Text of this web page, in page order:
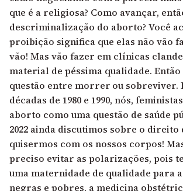
que é a religiosa? Como avançar,
descriminalização do aborto? Você
proibição significa que elas não vão
vão! Mas vão fazer em clínicas
material de péssima qualidade.
questão entre morrer ou sobreviver.
décadas de 1980 e 1990, nós,
aborto como uma questão de saúde
2022 ainda discutimos sobre o direito
quisermos com os nossos corpos!
preciso evitar as polarizações, pois
uma maternidade de qualidade para
negras e pobres, a medicina